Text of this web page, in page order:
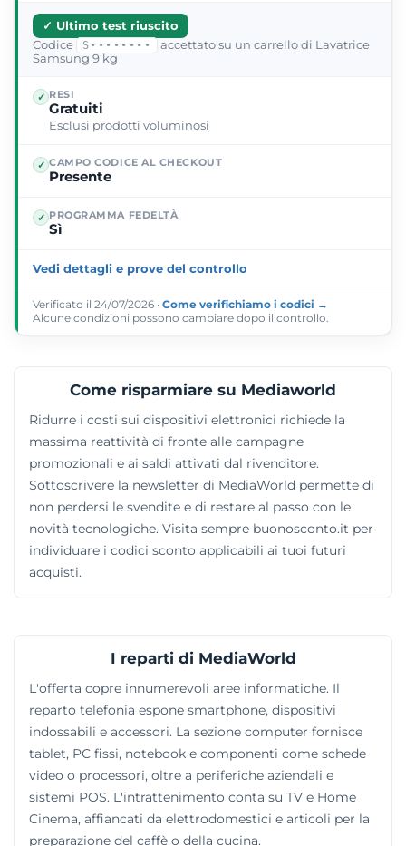
✓ Ultimo test riuscito
Codice
S••••••••
accettato su un carrello di Lavatrice
Samsung 9 kg
✓ RESI
Gratuiti
Esclusi prodotti voluminosi
✓ CAMPO CODICE AL CHECKOUT
Presente
✓ PROGRAMMA FEDELTÀ
Sì
Vedi dettagli e prove del controllo
Verificato il 24/07/2026 · Come verifichiamo i codici →
Alcune condizioni possono cambiare dopo il controllo.
Come risparmiare su Mediaworld
Ridurre i costi sui dispositivi elettronici richiede la
massima reattività di fronte alle campagne
promozionali e ai saldi attivati dal rivenditore.
Sottoscrivere la newsletter di MediaWorld permette di
non perdersi le svendite e di restare al passo con le
novità tecnologiche. Visita sempre buonosconto.it per
individuare i codici sconto applicabili ai tuoi futuri
acquisti.
I reparti di MediaWorld
L'offerta copre innumerevoli aree informatiche. Il
reparto telefonia espone smartphone, dispositivi
indossabili e accessori. La sezione computer fornisce
tablet, PC fissi, notebook e componenti come schede
video o processori, oltre a periferiche aziendali e
sistemi POS. L'intrattenimento conta su TV e Home
Cinema, affiancati da elettrodomestici e articoli per la
preparazione del caffè o della cucina.